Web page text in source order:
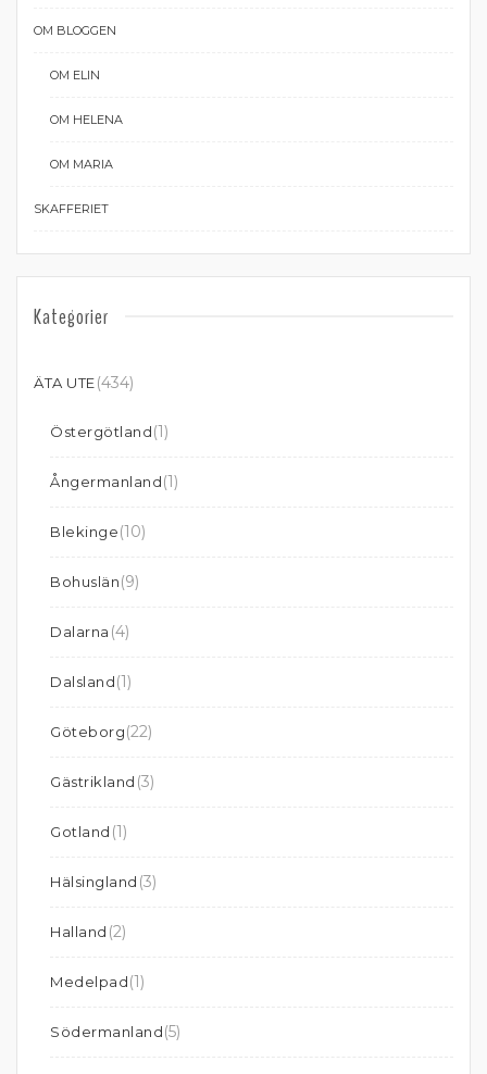
OM BLOGGEN
OM ELIN
OM HELENA
OM MARIA
SKAFFERIET
Kategorier
ÄTA UTE(434)
Östergötland(1)
Ångermanland(1)
Blekinge(10)
Bohuslän(9)
Dalarna (4)
Dalsland(1)
Göteborg(22)
Gästrikland (3)
Gotland (1)
Hälsingland (3)
Halland (2)
Medelpad(1)
Södermanland(5)